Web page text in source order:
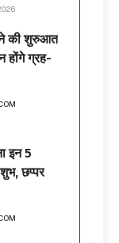
की शुरुआत
होंगे ग्रह-
इन 5
छप्पर